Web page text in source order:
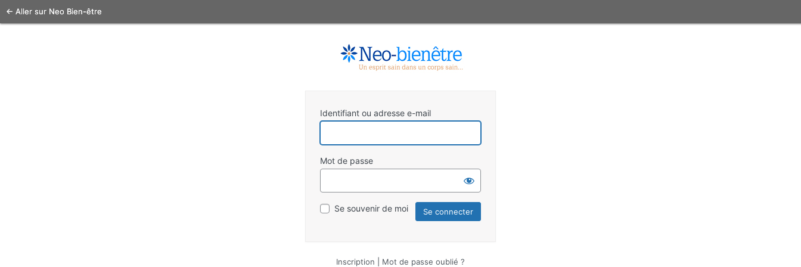
Identifiant ou adresse e-mail
Mot de passe
Se souvenir de moi
Inscription Mot de passe oublié ?
← Aller sur Neo Bien-être